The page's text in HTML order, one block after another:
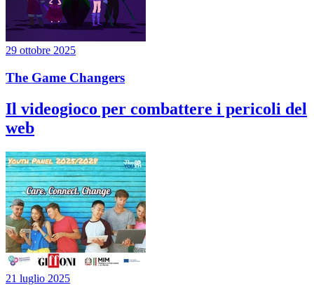
29 ottobre 2025
The Game Changers
Il videogioco per combattere i pericoli del
web
21 luglio 2025